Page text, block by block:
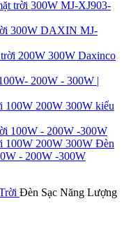
300W DAXIN MJ-
200W - 300W |
100W - 200W -300W
Đèn
- 200W -300W
Đèn Sạc Năng Lượng